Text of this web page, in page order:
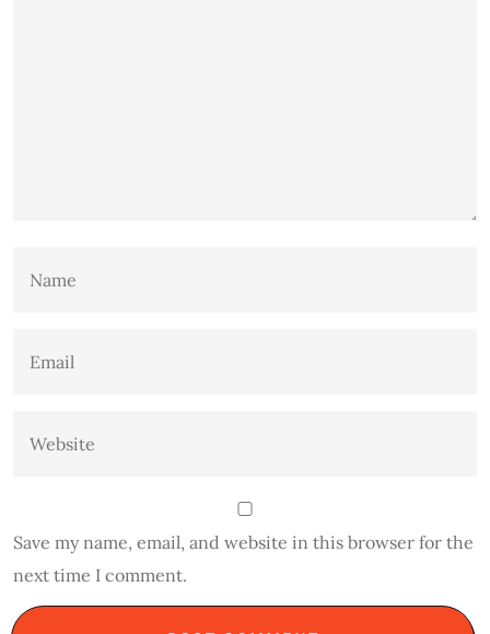
Save my name, email, and website in this browser for the
next time I comment.